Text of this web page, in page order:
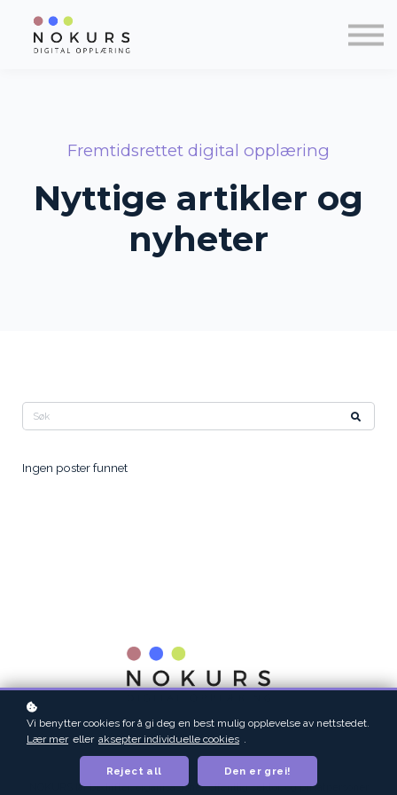
Fremtidsrettet digital opplæring
Nyttige artikler og
nyheter
Ingen poster funnet
NOKURS lar bedrifter, organisasjoner, offentlig sektor, og privatpersoner
Vi benytter cookies for å gi deg en best mulig opplevelse av nettstedet.
Lær mer eller aksepter individuelle cookies .
Reject all Den er grei!